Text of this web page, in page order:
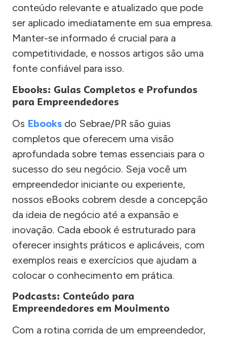
conteúdo relevante e atualizado que pode
ser aplicado imediatamente em sua empresa.
Manter-se informado é crucial para a
competitividade, e nossos artigos são uma
fonte confiável para isso.
Ebooks: Guias Completos e Profundos
para Empreendedores
Os Ebooks do Sebrae/PR são guias
completos que oferecem uma visão
aprofundada sobre temas essenciais para o
sucesso do seu negócio. Seja você um
empreendedor iniciante ou experiente,
nossos eBooks cobrem desde a concepção
da ideia de negócio até a expansão e
inovação. Cada ebook é estruturado para
oferecer insights práticos e aplicáveis, com
exemplos reais e exercícios que ajudam a
colocar o conhecimento em prática.
Podcasts: Conteúdo para
Empreendedores em Movimento
Com a rotina corrida de um empreendedor,